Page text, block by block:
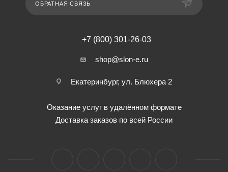
ОБРАТНАЯ СВЯЗЬ
+7 (800) 301-26-03
shop@slon-e.ru
Екатеринбург, ул. Блюхера 2
Оказание услуг в удалённом формате
Доставка заказов по всей России